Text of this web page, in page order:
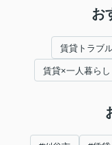
お
賃貸トラブ
賃貸×一人暮らし